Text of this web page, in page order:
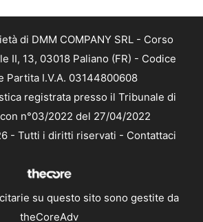
di DMM COMPANY SRL - Corso
II, 13, 03018 Paliano (FR) - Codice
Partita I.V.A. 03144800608
registrata presso il Tribunale di
n°03/2022 del 27/04/2022
- Tutti i diritti riservati - Contattaci
su questo sito sono gestite da
theCoreAdv